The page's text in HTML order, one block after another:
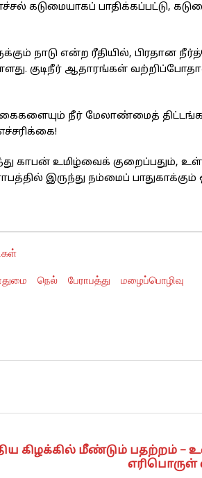
கடுமையாகப் பாதிக்கப்பட்டு,
நாடு என்ற ரீதியில், பிரதான
குடிநீர் ஆதாரங்கள்
நீர் மேலாண்மைத்
உமிழ்வைக் குறைப்பதும்,
இருந்து நம்மைப் பாதுகாக்கும்
நெல் பேராபத்து மழைப்பொழிவு
கிழக்கில் மீண்டும் பதற்றம் –
எரிபொருள்